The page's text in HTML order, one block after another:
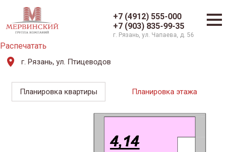
+7 (4912) 555-000
+7 (903) 835-99-35
г. Рязань, ул. Чапаева, д. 56
Распечатать
г. Рязань, ул. Птицеводов
Планировка квартиры Планировка этажа